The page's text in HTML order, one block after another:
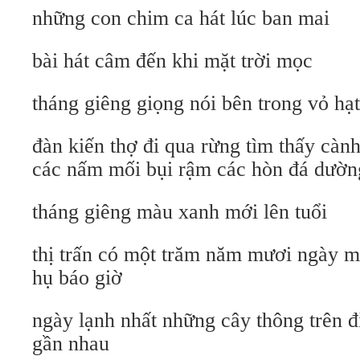
những con chim ca hát lúc ban mai
bài hát câm đến khi mặt trời mọc
tháng giêng giọng nói bên trong vỏ
đàn kiến thợ đi qua rừng tìm thấy
các nấm mối bụi rậm các hòn đá
tháng giêng màu xanh mới lên tuổi
thị trấn có một trăm năm mươi ngày
hụ báo giờ
ngày lạnh nhất những cây thông trên
gần nhau